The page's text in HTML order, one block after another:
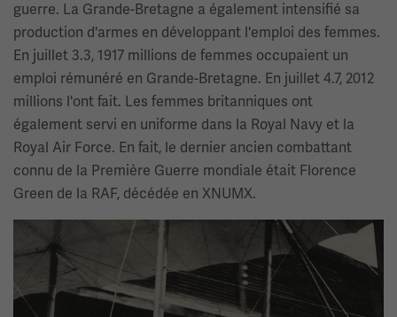
guerre. La Grande-Bretagne a également intensifié sa
production d'armes en développant l'emploi des femmes.
En juillet 3.3, 1917 millions de femmes occupaient un
emploi rémunéré en Grande-Bretagne. En juillet 4.7, 2012
millions l'ont fait. Les femmes britanniques ont
également servi en uniforme dans la Royal Navy et la
Royal Air Force. En fait, le dernier ancien combattant
connu de la Première Guerre mondiale était Florence
Green de la RAF, décédée en XNUMX.